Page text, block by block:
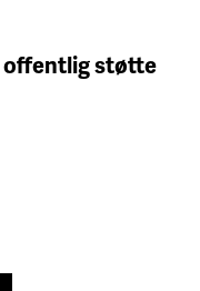
offentlig støtte